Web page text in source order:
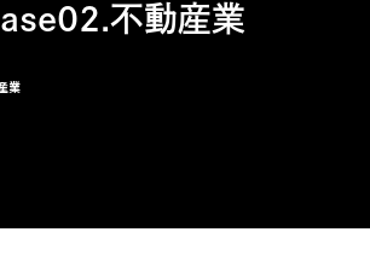
不動産業
業